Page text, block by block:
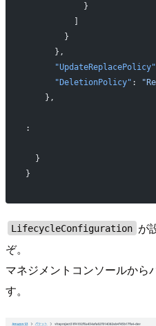
            }
        }
      },
      "UpdateReplacePolicy"
      "DeletionPolicy"
:
    },
:
  }
}
LifecycleConfiguration が
ぞ。
マネジメントコンソールから
す。